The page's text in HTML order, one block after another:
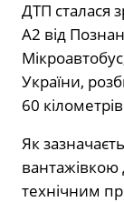
ДТП сталася
А2 від
України,
60
Як
технічним